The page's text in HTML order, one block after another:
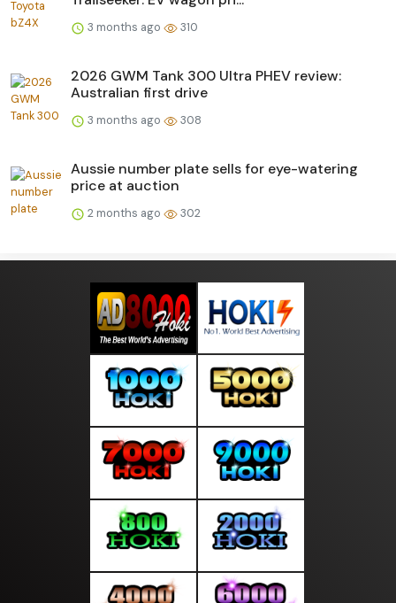
3 months ago 310
2026 GWM Tank 300 Ultra PHEV review:
Australian first drive
3 months ago 308
Aussie number plate sells for eye-watering
price at auction
2 months ago 302